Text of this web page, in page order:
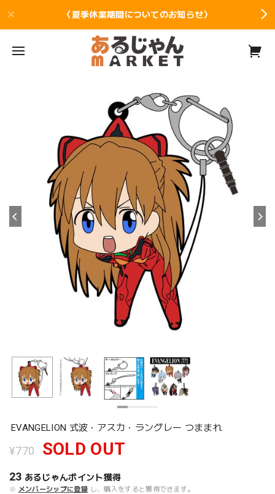
〈夏季休業期間についてのお知らせ〉
EVANGELION 式波・アスカ・ラングレー つままれ
¥770 SOLD OUT
23 あるじゃんポイント獲得
※ メンバーシップに登録 し、購入をすると獲得できます。